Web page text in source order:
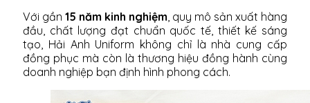
Với gần 15 năm kinh nghiệm, quy mô sản xuất hàng
đầu, chất lượng đạt chuẩn quốc tế, thiết kế sáng
tạo, Hải Anh Uniform không chỉ là nhà cung cấp
đồng phục mà còn là thương hiệu đồng hành cùng
doanh nghiệp bạn định hình phong cách.